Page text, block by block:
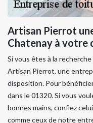
Artisan Pierrot
Chatenay à votre
Si vous êtes à la
Artisan Pierrot, une
disposition. Pour
dans le 01320. Si vous
bonnes mains, confiez
comme ceux de notre